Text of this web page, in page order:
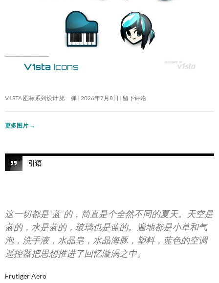
V1STA 图标系列设计 第一弹 2026年7月8日 留下评论
更多图片 →
引语
这一切都是“蓝”的，简直是个全然不同的夏天。天空是
蓝的，水是蓝的，玻璃也是蓝的。遍地都是小草和气
泡，洗手液，水晶皂，水晶海豚，塑料，蓝色的空调
遥控器把思想推进了回忆漩涡之中。
Frutiger Aero